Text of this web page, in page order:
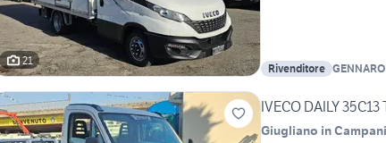
21
Rivenditore
IVECO DAILY
Giugliano in